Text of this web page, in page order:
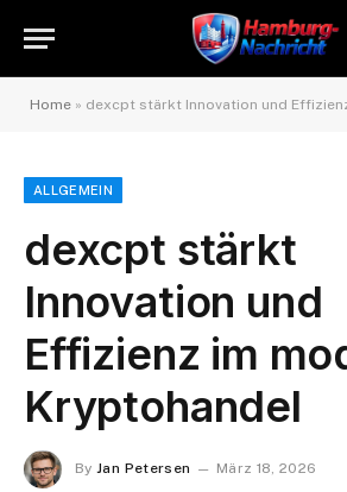
Home » dexcpt stärkt Innovation und Effizienz im
ALLGEMEIN
dexcpt stärkt
Innovation und
Effizienz im
Kryptohandel
By Jan Petersen
März 18, 2026